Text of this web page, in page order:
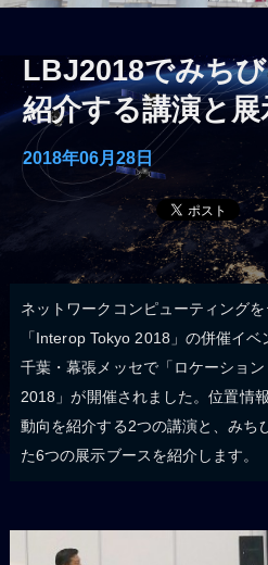
LBJ2018でみち
紹介する講演と展
2018年06月28日
ネットワークコンピューティング
「Interop Tokyo 2018」の併催イベ
千葉・幕張メッセで「ロケーション
2018」が開催されました。位置情
動向を紹介する2つの講演と、みち
た6つの展示ブースを紹介します。